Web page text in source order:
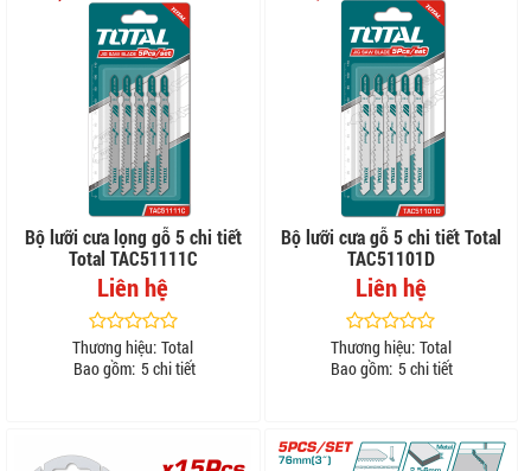
Bộ lưỡi cưa lọng gỗ 5 chi tiết
Total TAC51111C
Liên hệ
Thương hiệu: Total
Bao gồm: 5 chi tiết
Bộ lưỡi cưa gỗ 5 chi tiết Total
TAC51101D
Liên hệ
Thương hiệu: Total
Bao gồm: 5 chi tiết